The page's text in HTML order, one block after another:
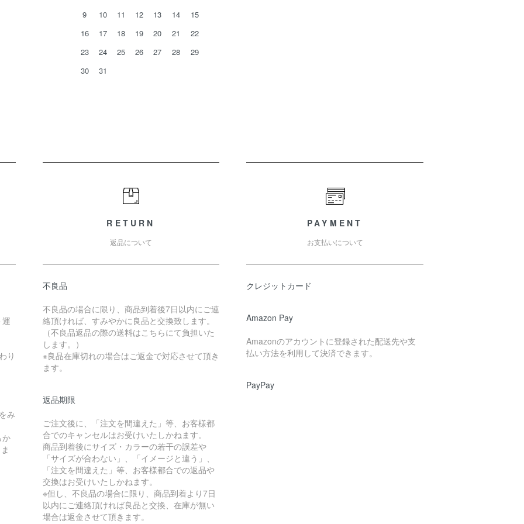
9
10 11 12 13 14
15
16
17 18 19 20 21
22
23
24 25 26 27 28
29
30
31
り
み
か
RETURN
返品について
不良品
不良品の場合に限り、商品到着後7日以内にご連
絡頂ければ、すみやかに良品と交換致します。
（不良品返品の際の送料はこちらにて負担いた
します。）
※良品在庫切れの場合はご返金で対応させて頂き
ます。
返品期限
ご注文後に、「注文を間違えた」等、お客様都
合でのキャンセルはお受けいたしかねます。
商品到着後にサイズ・カラーの若干の誤差や
「サイズが合わない」、「イメージと違う」、
「注文を間違えた」等、お客様都合での返品や
交換はお受けいたしかねます。
※但し、不良品の場合に限り、商品到着より7日
以内にご連絡頂ければ良品と交換、在庫が無い
場合は返金させて頂きます。
PAYMENT
お支払いについて
クレジットカード
Amazon Pay
Amazonのアカウントに登録された配送先や支
払い方法を利用して決済できます。
PayPay